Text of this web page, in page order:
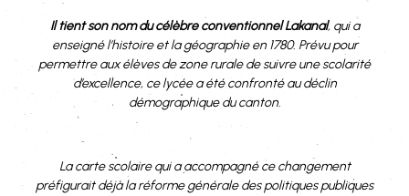
Il tient son nom du célèbre conventionnel Lakanal, qui a
enseigné l’histoire et la géographie en 1780. Prévu pour
permettre aux élèves de zone rurale de suivre une scolarité
d’excellence, ce lycée a été confronté au déclin
démographique du canton.
La carte scolaire qui a accompagné ce changement
préfigurait déjà la réforme générale des politiques publiques